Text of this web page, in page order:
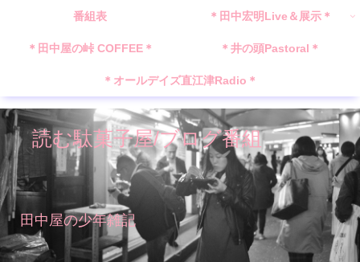
読む駄菓子屋/ブログ番組
田中屋の少年雑記
番組表 ＊田中宏明Live＆展示＊
＊田中屋の峠 COFFEE＊ ＊井の頭Pastoral＊
＊オールデイズ直江津Radio＊